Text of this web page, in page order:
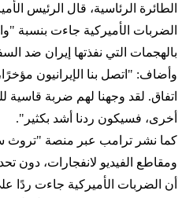
الطائرة الرئاسية، قال الرئيس
الضربات الأميركية جاءت بنسبة
بالهجمات التي نفذتها إيران ضد
وأضاف: "اتصل بنا الإيرانيون
اتفاق. لقد وجهنا لهم ضربة قاسية
أخرى، فسيكون ردنا أشد بكثير".
كما نشر ترامب عبر منصة
ومقاطع الفيديو لانفجارات، دون
أن الضربات الأميركية جاءت ردًا